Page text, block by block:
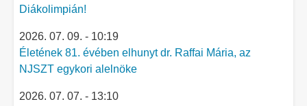
Diákolimpián!
2026. 07. 09. - 10:19
Életének 81. évében elhunyt dr. Raffai Mária, az
NJSZT egykori alelnöke
2026. 07. 07. - 13:10